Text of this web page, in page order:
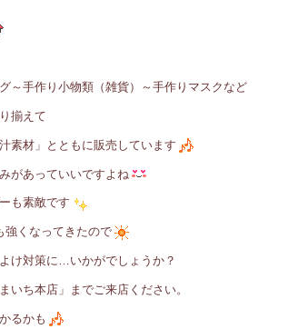
～手作り小物類（雑貨）～手作りマスクなど
揃えて
素材」とともに販売しています
があっていいですよね
も素敵です
くなってきたので
け対策に…いかがでしょうか？
いち本店」までご来店ください。
るかも